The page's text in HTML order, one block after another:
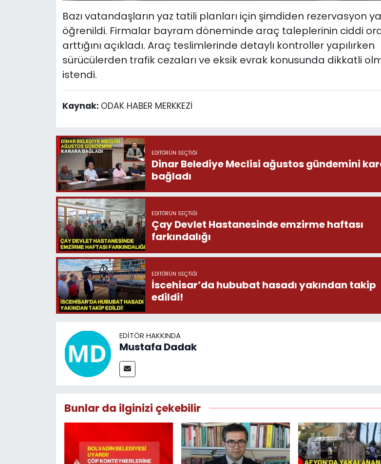
Bazı vatandaşların yaz tatili planları için şimdiden rezervasyon
öğrenildi. Firmalar bayram döneminde araç taleplerinin ciddi
arttığını açıkladı. Araç teslimlerinde detaylı kontroller yapılırken
sürücülerden trafik cezaları ve eksik evrak konusunda dikkatli
istendi.
Kaynak: ODAK HABER MERKKEZİ
EDITÖRÜN SEÇTIĞI
Dinar Belediye Meclisi ağustos gündemini
bağladı
EDITÖRÜN SEÇTIĞI
Çay Devlet Hastanesinde emzirme haftası
farkındalığı
EDITÖRÜN SEÇTIĞI
İscehisar’da hububat hasadı yakından takip
edildi!
EDITÖR HAKKINDA
Mustafa Dadak
Bunlar da ilginizi çekebilir